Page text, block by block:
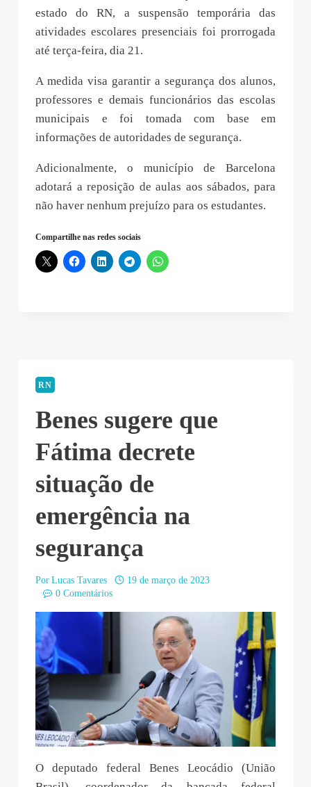
estado do RN, a suspensão temporária das
atividades escolares presenciais foi prorrogada
até terça-feira, dia 21.
A medida visa garantir a segurança dos alunos,
professores e demais funcionários das escolas
municipais e foi tomada com base em
informações de autoridades de segurança.
Adicionalmente, o município de Barcelona
adotará a reposição de aulas aos sábados, para
não haver nenhum prejuízo para os estudantes.
Compartilhe nas redes sociais
RN
Benes sugere que
Fátima decrete
situação de
emergência na
segurança
Por Lucas Tavares
19 de março de 2023
0 Comentários
O deputado federal Benes Leocádio (União